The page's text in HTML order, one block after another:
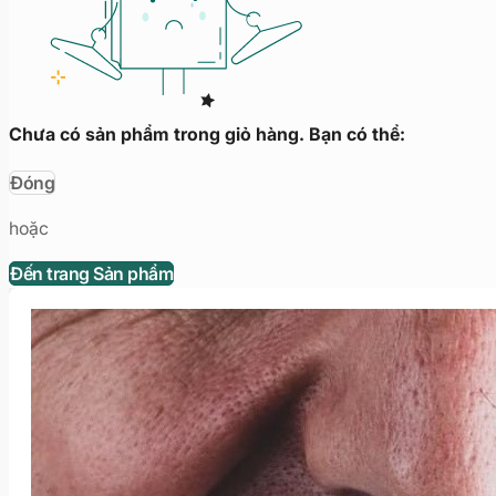
Chưa có sản phẩm trong giỏ hàng. Bạn có thể:
Đóng
hoặc
Đến trang Sản phẩm